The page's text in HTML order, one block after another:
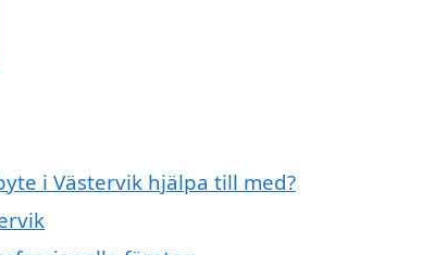
i Västervik hjälpa till med?